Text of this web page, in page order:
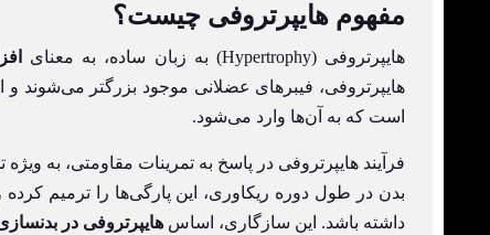
مفهوم هایپرتروفی چیست؟
هایپرتروفی (Hypertrophy) به زبان ساده، به معنای
هایپرتروفی، فیبرهای عضلانی موجود بزرگتر
است که به آن‌ها وارد می‌شود.
فرآیند هایپرتروفی در پاسخ به تمرینات مقاومتی، به
بدن در طول دوره ریکاوری، این پارگی‌ها را ترمیم کرده
داشته باشد. این سازگاری، اساس هایپرتروفی در